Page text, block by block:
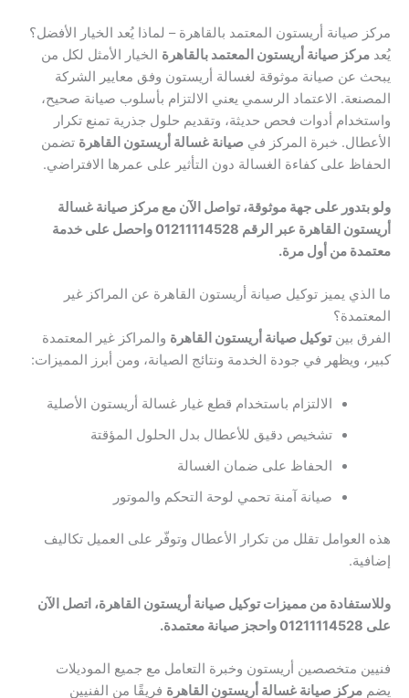
مركز صيانة أريستون المعتمد بالقاهرة – لماذا يُعد الخيار الأفضل؟
يُعد مركز صيانة أريستون المعتمد بالقاهرة الخيار الأمثل لكل من
يبحث عن صيانة موثوقة لغسالة أريستون وفق معايير الشركة
المصنعة. الاعتماد الرسمي يعني الالتزام بأسلوب صيانة صحيح،
واستخدام أدوات فحص حديثة، وتقديم حلول جذرية تمنع تكرار
الأعطال. خبرة المركز في صيانة غسالة أريستون القاهرة تضمن
الحفاظ على كفاءة الغسالة دون التأثير على عمرها الافتراضي.
ولو بتدور على جهة موثوقة، تواصل الآن مع مركز صيانة غسالة
أريستون القاهرة عبر الرقم 01211114528 واحصل على خدمة
معتمدة من أول مرة.
ما الذي يميز توكيل صيانة أريستون القاهرة عن المراكز غير
المعتمدة؟
الفرق بينتوكيل صيانة أريستون القاهرة والمراكز غير المعتمدة
كبير، ويظهر في جودة الخدمة ونتائج الصيانة، ومن أبرز المميزات:
الالتزام باستخدام قطع غيار غسالة أريستون الأصلية
تشخيص دقيق للأعطال بدل الحلول المؤقتة
الحفاظ على ضمان الغسالة
صيانة آمنة تحمي لوحة التحكم والموتور
هذه العوامل تقلل من تكرار الأعطال وتوفّر على العميل تكاليف
إضافية.
وللاستفادة من مميزات توكيل صيانة أريستون القاهرة، اتصل الآن
على 01211114528 واحجز صيانة معتمدة.
فنيين متخصصين أريستون وخبرة التعامل مع جميع الموديلات
يضم مركز صيانة غسالة أريستون القاهرة فريقًا من الفنيين